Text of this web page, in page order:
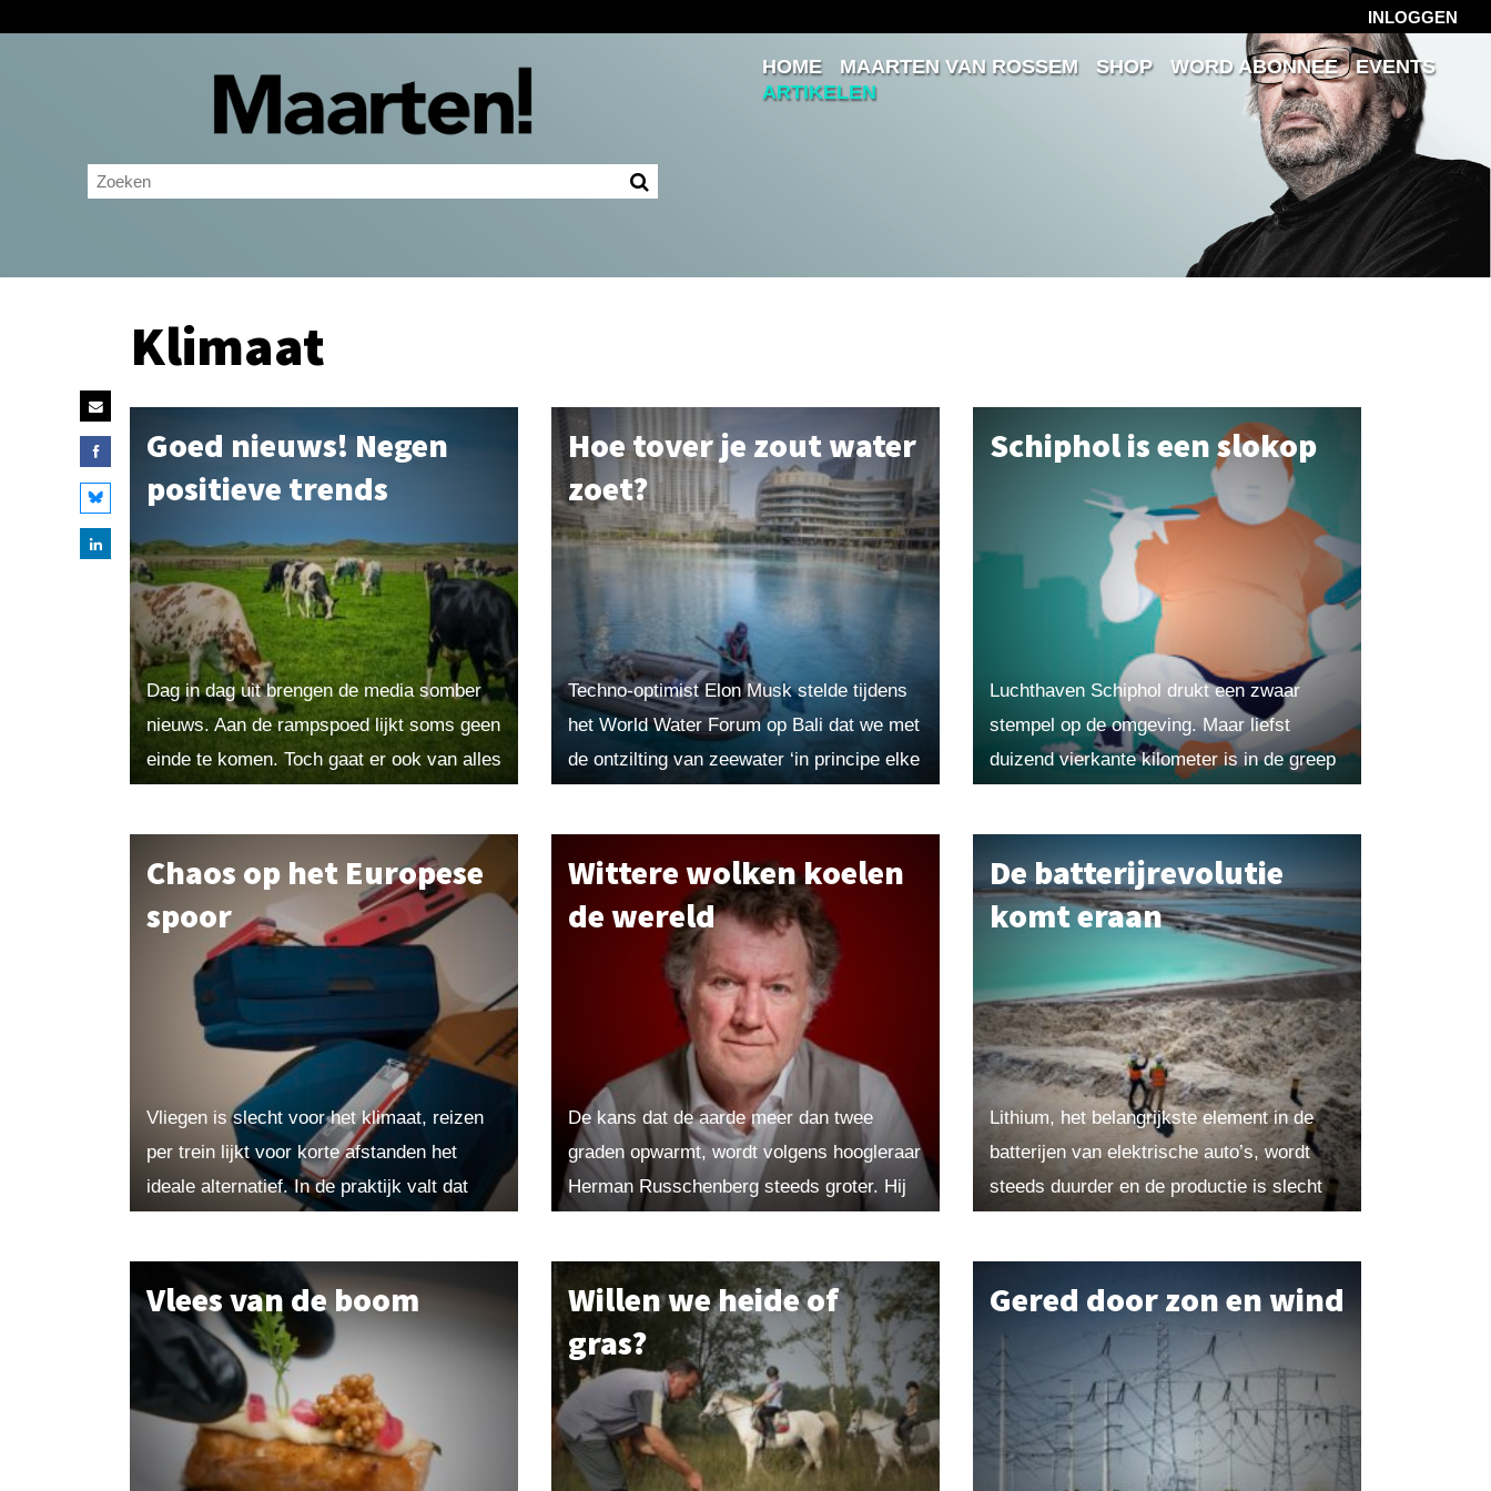
INLOGGEN
Inloggen
Ingelogd blijven
HOME MAARTEN VAN ROSSEM SHOP WORD ABONNEE
EVENTS
ARTIKELEN
Klimaat
Goed nieuws! Negen
positieve trends
Dag in dag uit brengen de media somber
nieuws. Aan de rampspoed lijkt soms geen
einde te komen. Toch gaat er ook van alles
Hoe tover je zout water
zoet?
Techno-optimist Elon Musk stelde tijdens
het World Water Forum op Bali dat we met
de ontzilting van zeewater ‘in principe elke
Schiphol is een slokop
Luchthaven Schiphol drukt een zwaar
stempel op de omgeving. Maar liefst
duizend vierkante kilometer is in de greep
Chaos op het Europese
spoor
Vliegen is slecht voor het klimaat, reizen
per trein lijkt voor korte afstanden het
ideale alternatief. In de praktijk valt dat
Wittere wolken koelen
de wereld
De kans dat de aarde meer dan twee
graden opwarmt, wordt volgens hoogleraar
Herman Russchenberg steeds groter. Hij
om...
De batterijrevolutie
komt eraan
Lithium, het belangrijkste element in de
batterijen van elektrische auto’s, wordt
steeds duurder en de productie is slecht
alternatief....
Vlees van de boom
Willen we heide of
gras?
Gered door zon en wind